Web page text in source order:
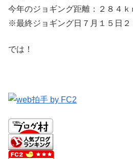
今年のジョギング距離：２８４ｋ
※最終ジョギング日７月１５日２
では！